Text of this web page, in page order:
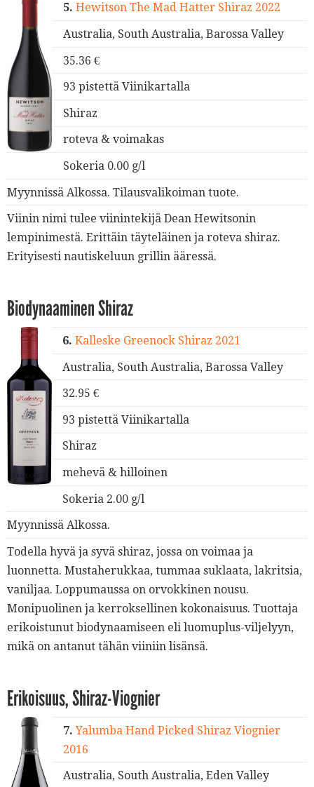
5.Hewitson The Mad Hatter Shiraz 2022
Australia, South Australia, Barossa Valley
35.36 €
93 pistettä Viinikartalla
Shiraz
roteva & voimakas
Sokeria 0.00 g/l
Myynnissä Alkossa. Tilausvalikoiman tuote.
Viinin nimi tulee viinintekijä Dean Hewitsonin
lempinimestä. Erittäin täyteläinen ja roteva shiraz.
Erityisesti nautiskeluun grillin ääressä.
Biodynaaminen Shiraz
6. Kalleske Greenock Shiraz 2021
Australia, South Australia, Barossa Valley
32.95 €
93 pistettä Viinikartalla
Shiraz
mehevä & hilloinen
Sokeria 2.00 g/l
Myynnissä Alkossa.
Todella hyvä ja syvä shiraz, jossa on voimaa ja
luonnetta. Mustaherukkaa, tummaa suklaata, lakritsia,
vaniljaa. Loppumaussa on orvokkinen nousu.
Monipuolinen ja kerroksellinen kokonaisuus. Tuottaja
erikoistunut biodynaamiseen eli luomuplus-viljelyyn,
mikä on antanut tähän viiniin lisänsä.
Erikoisuus, Shiraz-Viognier
7.Yalumba Hand Picked Shiraz Viognier
2016
Australia, South Australia, Eden Valley